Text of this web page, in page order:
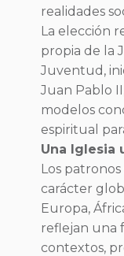
realidades
La elección
propia de la
Juventud,
Juan Pablo
modelos
espiritual
Una Iglesia
Los
carácter
Europa,
reflejan una
contextos,